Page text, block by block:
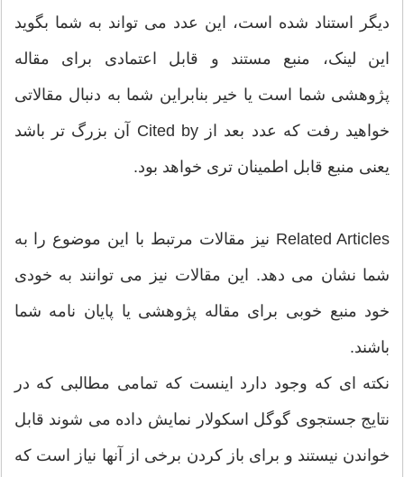
دیگر استناد شده است، این عدد می­ تواند به شما بگوید
این لینک، منبع مستند و قابل اعتمادی برای مقاله
پژوهشی شما است یا خیر بنابراین شما به دنبال مقالاتی
خواهید رفت که عدد بعد از Cited by آن بزرگ تر باشد
یعنی منبع قابل اطمینان تری خواهد بود.
Related Articles نیز مقالات مرتبط با این موضوع را به
شما نشان می ­دهد. این مقالات نیز می­ توانند به خودی
خود منبع خوبی برای مقاله پژوهشی یا پایان نامه شما
باشند.
نکته ای که وجود دارد اینست که تمامی مطالبی که در
نتایج جستجوی گوگل اسکولار نمایش داده می­ شوند قابل
خواندن نیستند و برای باز کردن برخی از آنها نیاز است که